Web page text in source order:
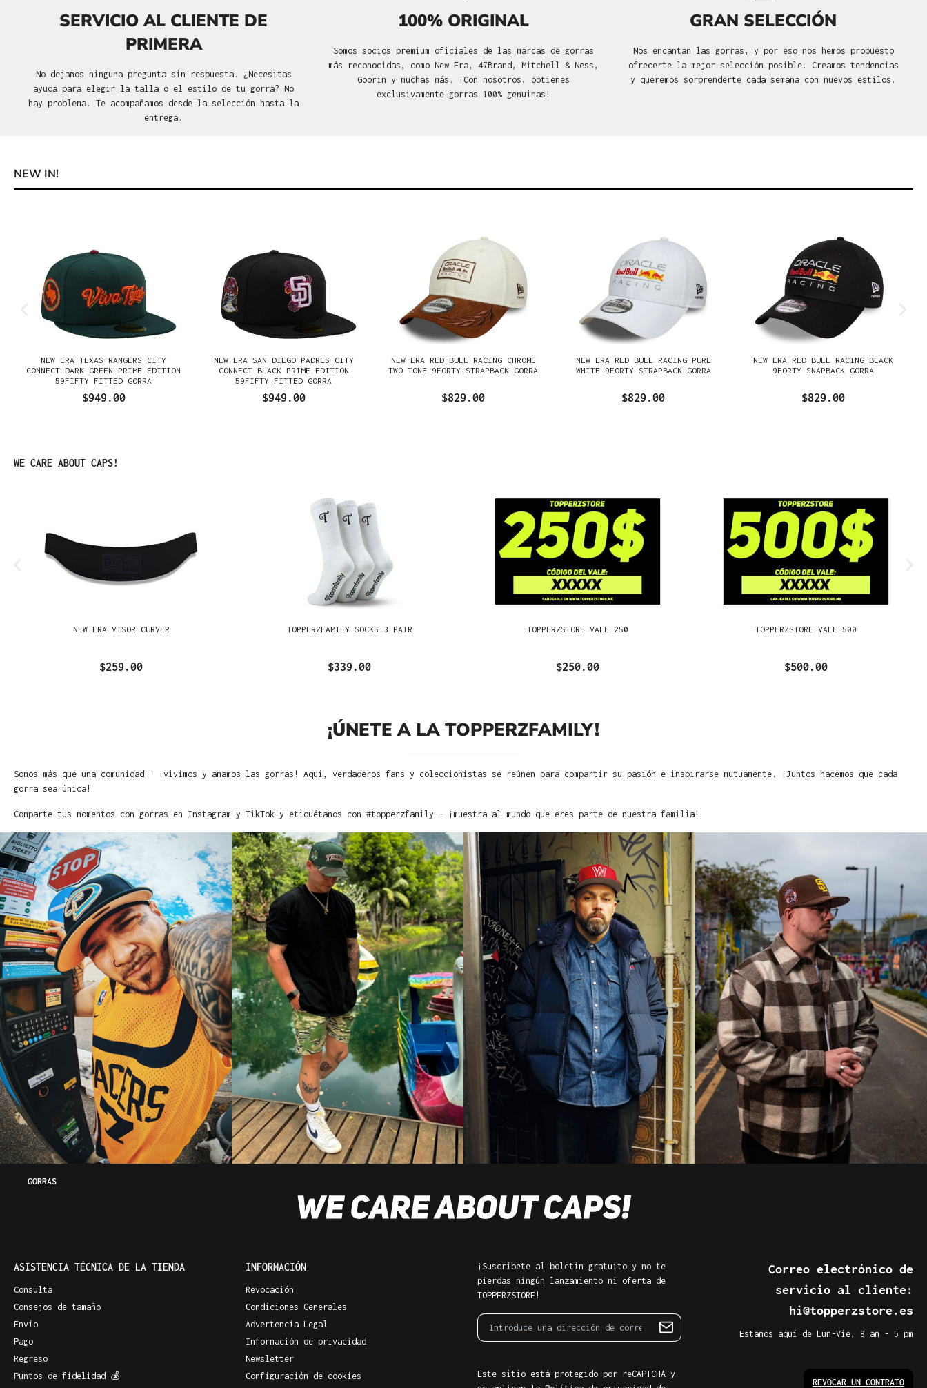
SERVICIO AL CLIENTE DE
PRIMERA
No dejamos ninguna pregunta sin respuesta. ¿Necesitas
ayuda para elegir la talla o el estilo de tu gorra? No
hay problema. Te acompañamos desde la selección hasta la
entrega.
100% ORIGINAL
Somos socios premium oficiales de las marcas de gorras
más reconocidas, como New Era, 47Brand, Mitchell & Ness,
Goorin y muchas más. ¡Con nosotros, obtienes
exclusivamente gorras 100% genuinas!
GRAN SELECCIÓN
Nos encantan las gorras, y por eso nos hemos propuesto
ofrecerte la mejor selección posible. Creamos tendencias
y queremos sorprenderte cada semana con nuevos estilos.
NEW IN!
NEW ERA TEXAS RANGERS CITY
CONNECT DARK GREEN PRIME EDITION
59FIFTY FITTED GORRA
$949.00
NEW ERA SAN DIEGO PADRES CITY
CONNECT BLACK PRIME EDITION
59FIFTY FITTED GORRA
$949.00
NEW ERA RED BULL RACING CHROME
TWO TONE 9FORTY STRAPBACK GORRA
$829.00
NEW ERA RED BULL RACING PURE
WHITE 9FORTY STRAPBACK GORRA
$829.00
NEW ERA RED BULL RACING BLACK
9FORTY SNAPBACK GORRA
$829.00
Omitir la galería de productos
WE CARE ABOUT CAPS!
NEW ERA VISOR CURVER
$259.00
TOPPERZFAMILY SOCKS 3 PAIR
$339.00
TOPPERZSTORE VALE 250
$250.00
TOPPERZSTORE VALE 500
$500.00
¡ÚNETE A LA TOPPERZFAMILY!
Somos más que una comunidad – ¡vivimos y amamos las gorras! Aquí, verdaderos fans y coleccionistas se reúnen para compartir su pasión e inspirarse mutuamente. ¡Juntos hacemos que cada
gorra sea única!
Comparte tus momentos con gorras en Instagram y TikTok y etiquétanos con #topperzfamily – ¡muestra al mundo que eres parte de nuestra familia!
GORRAS
ASISTENCIA TÉCNICA DE LA TIENDA
Consulta
Consejos de tamaño
Envío
Pago
Regreso
Puntos de fidelidad 💰
INFORMACIÓN
Revocación
Condiciones Generales
Advertencia Legal
Información de privacidad
Newsletter
Configuración de cookies
¡Suscríbete al boletín gratuito y no te
pierdas ningún lanzamiento ni oferta de
TOPPERZSTORE!
Este sitio está protegido por reCAPTCHA y
Correo electrónico de
servicio al cliente:
hi@topperzstore.es
Estamos aquí de Lun-Vie, 8 am - 5 pm
REVOCAR UN CONTRATO